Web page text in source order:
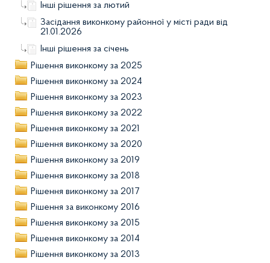
Інші рішення за лютий
Засідання виконкому районної у місті ради від
21.01.2026
Інші рішення за січень
Рішення виконкому за 2025
Рішення виконкому за 2024
Рішення виконкому за 2023
Рішення виконкому за 2022
Рішення виконкому за 2021
Рішення виконкому за 2020
Рішення виконкому за 2019
Рішення виконкому за 2018
Рішення виконкому за 2017
Рішення за виконкому 2016
Рішення виконкому за 2015
Рішення виконкому за 2014
Рішення виконкому за 2013